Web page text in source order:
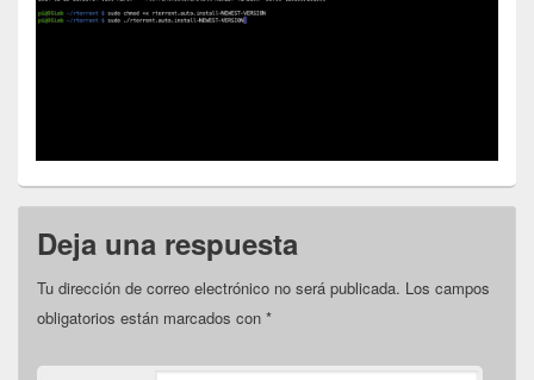
Deja una respuesta
Tu dirección de correo electrónico no será publicada. Los campos
obligatorios están marcados con *